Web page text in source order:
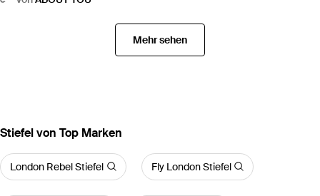
Mehr sehen
Stiefel von Top Marken
London Rebel Stiefel Fly London Stiefel